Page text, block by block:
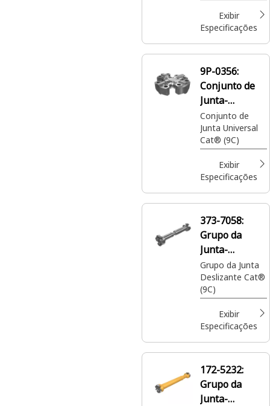
Exibir
Especificações
9P-0356:
Conjunto de
Junta-
Universal
Conjunto de
Junta Universal
Cat® (9C)
Exibir
Especificações
373-7058:
Grupo da
Junta-
Deslizante
Grupo da Junta
Deslizante Cat®
(9C)
Exibir
Especificações
172-5232:
Grupo da
Junta-